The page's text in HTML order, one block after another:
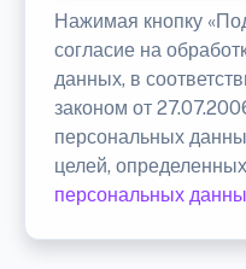
Нажимая кнопку
согласие на
данных, в
законом от
персональных
целей,
персональных